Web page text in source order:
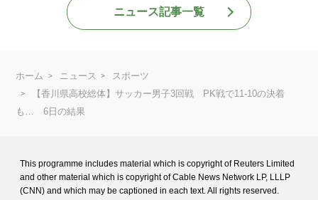
ニュース記事一覧
ホーム ニュース
スポーツ
【香川県高校総体】サッカー男子3回戦 PK戦で11-10の決着
も… 6日の結果
This programme includes material which is copyright of Reuters Limited
and other material which is copyright of Cable News Network LP, LLLP
(CNN) and which may be captioned in each text. All rights reserved.